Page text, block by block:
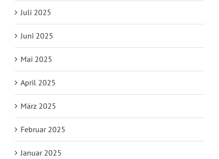
Juli 2025
Juni 2025
Mai 2025
April 2025
März 2025
Februar 2025
Januar 2025